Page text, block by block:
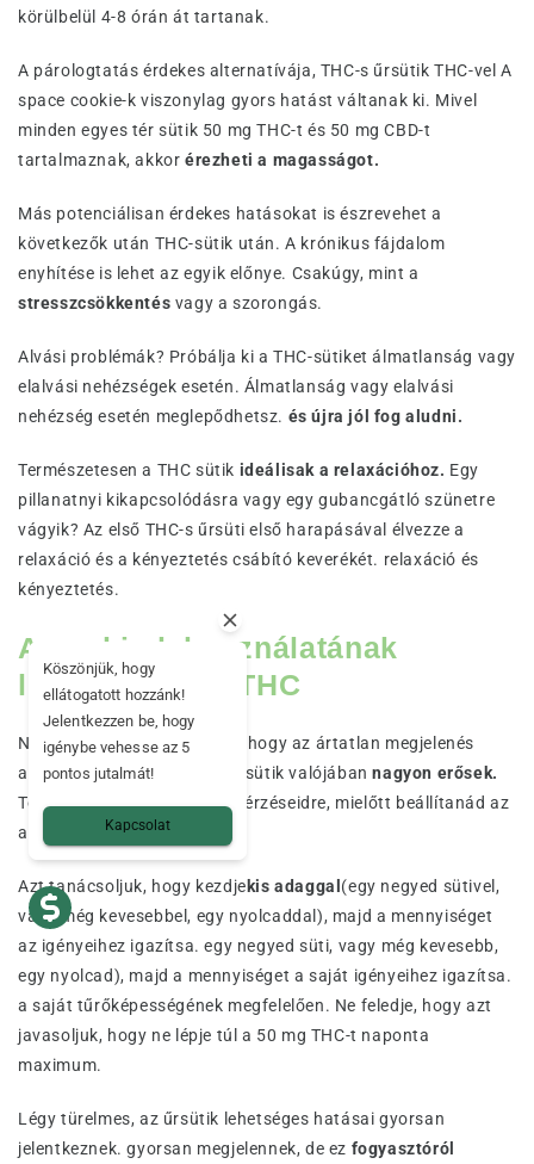
körülbelül 4-8 órán át tartanak.
A párologtatás érdekes alternatívája, THC-s űrsütik THC-vel A
space cookie-k viszonylag gyors hatást váltanak ki. Mivel
minden egyes tér sütik 50 mg THC-t és 50 mg CBD-t
tartalmaznak, akkor érezheti a magasságot.
Más potenciálisan érdekes hatásokat is észrevehet a
következők után THC-sütik után. A krónikus fájdalom
enyhítése is lehet az egyik előnye. Csakúgy, mint a
stresszcsökkentés vagy a szorongás.
Alvási problémák? Próbálja ki a THC-sütiket álmatlanság vagy
elalvási nehézségek esetén. Álmatlanság vagy elalvási
nehézség esetén meglepődhetsz. és újra jól fog aludni.
Természetesen a THC sütik ideálisak a relaxációhoz. Egy
pillanatnyi kikapcsolódásra vagy egy gubancgátló szünetre
vágyik? Az első THC-s űrsüti első harapásával élvezze a
relaxáció és a kényeztetés csábító keverékét. relaxáció és
kényeztetés.
A cookie-k használatának
legjobb módja THC
Ne tévesszen meg az a tény, hogy az ártatlan megjelenés
alatt egy édes, THC-s THC-s sütik valójábannagyon erősek.
Tehát ezért figyelned kell az érzéseidre, mielőtt beállítanád az
adagot.
Azt tanácsoljuk, hogy kezdjekis adaggal(egy negyed sütivel,
vagy még kevesebbel, egy nyolcaddal), majd a mennyiséget
az igényeihez igazítsa. egy negyed süti, vagy még kevesebb,
egy nyolcad), majd a mennyiséget a saját igényeihez igazítsa.
a saját tűrőképességének megfelelően. Ne feledje, hogy azt
javasoljuk, hogy ne lépje túl a 50 mg THC-t naponta
maximum.
Légy türelmes, az űrsütik lehetséges hatásai gyorsan
jelentkeznek. gyorsan megjelennek, de ez fogyasztóról
Köszönjük, hogy
ellátogatott hozzánk!
Jelentkezzen be, hogy
igénybe vehesse az 5
pontos jutalmát!
Kapcsolat